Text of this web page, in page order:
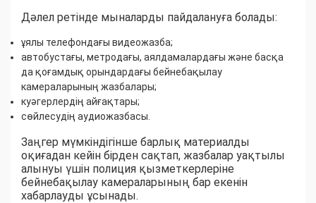
Дәлел ретінде мыналарды пайдалануға болады:
ұялы телефондағы видеожазба;
автобустағы, метродағы, аялдамалардағы және басқа
да қоғамдық орындардағы бейнебақылау
камераларының жазбалары;
куәгерлердің айғақтары;
сөйлесудің аудиожазбасы.
Заңгер мүмкіндігінше барлық материалды
оқиғадан кейін бірден сақтап, жазбалар уақтылы
алынуы үшін полиция қызметкерлеріне
бейнебақылау камераларының бар екенін
хабарлауды ұсынады.